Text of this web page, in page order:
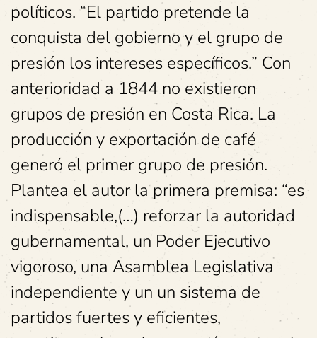
políticos. “El partido pretende la
conquista del gobierno y el grupo de
presión los intereses específicos.” Con
anterioridad a 1844 no existieron
grupos de presión en Costa Rica. La
producción y exportación de café
generó el primer grupo de presión.
Plantea el autor la primera premisa: “es
indispensable,(…) reforzar la autoridad
gubernamental, un Poder Ejecutivo
vigoroso, una Asamblea Legislativa
independiente y un un sistema de
partidos fuertes y eficientes,